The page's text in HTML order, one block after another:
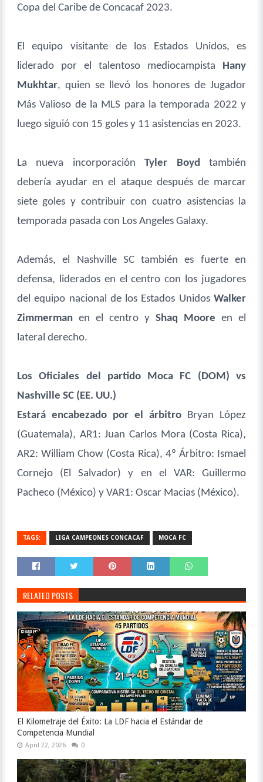
Copa del Caribe de Concacaf 2023.
El equipo visitante de los Estados Unidos, es
liderado por el talentoso mediocampista Hany
Mukhtar, quien se llevó los honores de Jugador
Más Valioso de la MLS para la temporada 2022 y
luego siguió con 15 goles y 11 asistencias en 2023.
La nueva incorporaciónTyler Boyd también
debería ayudar en el ataque después de marcar
siete goles y contribuir con cuatro asistencias la
temporada pasada con Los Angeles Galaxy.
Además, el Nashville SC también es fuerte en
defensa, liderados en el centro con los jugadores
del equipo nacional de los Estados UnidosWalker
Zimmermanen el centro yShaq Moore en el
lateral derecho.
Los Oficiales del partido Moca FC (DOM) vs
Nashville SC (EE. UU.)
Estará encabezado por el árbitro Bryan López
(Guatemala), AR1: Juan Carlos Mora (Costa Rica),
AR2: William Chow (Costa Rica), 4º Árbitro: Ismael
Cornejo (El Salvador) y en el VAR: Guillermo
Pacheco (México) y VAR1: Oscar Macias (México).
TAGS: LIGA CAMPEONES CONCACAF MOCA FC
RELATED POSTS
El Kilometraje del Éxito: La LDF hacia el Estándar de
Competencia Mundial
April 22, 2026 0